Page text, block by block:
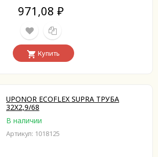
971,08 ₽
Купить
UPONOR ECOFLEX SUPRA ТРУБА
32X2,9/68
В наличии
Артикул: 1018125